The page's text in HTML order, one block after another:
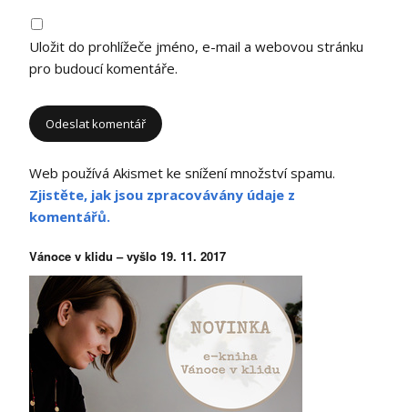
Uložit do prohlížeče jméno, e-mail a webovou stránku
pro budoucí komentáře.
Web používá Akismet ke snížení množství spamu.
Zjistěte, jak jsou zpracovávány údaje z
komentářů.
Vánoce v klidu – vyšlo 19. 11. 2017